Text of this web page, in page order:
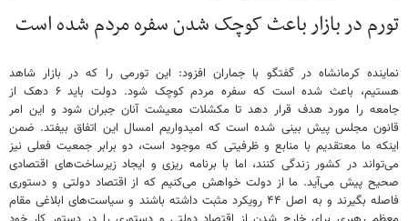
تورم در بازار باعث کوچک شدن سفره مردم شده است
نماینده کرمانشاه در گفتگو با جماران افزود: این تورمی را که در بازار شاهد
هستیم، باعث شده است که سفره مردم کوچک شود. دولت باید ۶ دهک از
جامعه را مورد هدف قرار دهد تا مکشلات معیشت آنان جبران شود و این امر
قانون مجلس پیش بینی شده است که امیدواریم امسال این اتفاق بیفتد. ضمن
اینکه ما معتقدیم با منابع و ظرفیتی که موجود است، دو برابر جمعیت فعلی نیز
می‌تواند در کشور زندگی کنند، اما با برنامه ریزی و ایجاد زیرساخت‌های اقتصادی
صحیح پیش می‌آید. ما از دولت خواهش می‌کنیم که از اقتصاد دولتی و دستوری
فاصله بگیرند و به اصل ۴۴ رویکرد مثبت داشته باشند و سیاست‌های ابلاغی مقام